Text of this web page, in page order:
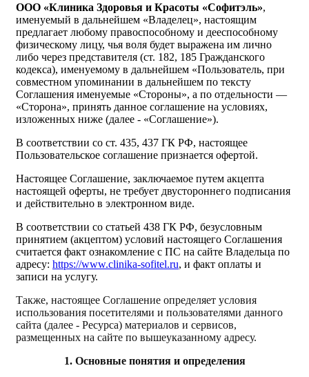
ООО «Клиника Здоровья и Красоты «Софитэль»,
именуемый в дальнейшем «Владелец», настоящим
предлагает любому правоспособному и дееспособному
физическому лицу, чья воля будет выражена им лично
либо через представителя (ст. 182, 185 Гражданского
кодекса), именуемому в дальнейшем «Пользователь, при
совместном упоминании в дальнейшем по тексту
Соглашения именуемые «Стороны», а по отдельности —
«Сторона», принять данное соглашение на условиях,
изложенных ниже (далее - «Соглашение»).
В соответствии со ст. 435, 437 ГК РФ, настоящее
Пользовательское соглашение признается офертой.
Настоящее Соглашение, заключаемое путем акцепта
настоящей оферты, не требует двустороннего подписания
и действительно в электронном виде.
В соответствии со статьей 438 ГК РФ, безусловным
принятием (акцептом) условий настоящего Соглашения
считается факт ознакомление с ПС на сайте Владельца по
адресу: https://www.clinika-sofitel.ru, и факт оплаты и
записи на услугу.
Также, настоящее Соглашение определяет условия
использования посетителями и пользователями данного
сайта (далее - Ресурса) материалов и сервисов,
размещенных на сайте по вышеуказанному адресу.
1. Основные понятия и определения